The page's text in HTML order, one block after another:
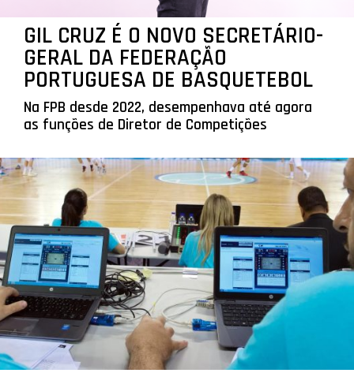
GIL CRUZ É O NOVO SECRETÁRIO-
GERAL DA FEDERAÇÃO
PORTUGUESA DE BASQUETEBOL
Na FPB desde 2022, desempenhava até agora
as funções de Diretor de Competições